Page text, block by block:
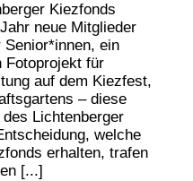
Kiezfonds
neue Mitglieder
ein
Fotoprojekt für
auf dem Kiezfest,
– diese
Lichtenberger
welche
erhalten, trafen
[...]